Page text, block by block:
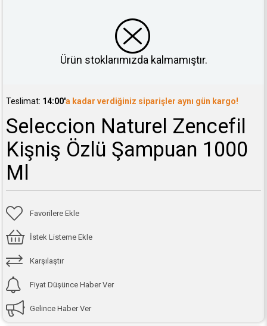
Ürün stoklarımızda kalmamıştır.
Teslimat: 14:00'a kadar verdiğiniz siparişler aynı gün kargo!
Seleccion Naturel Zencefil
Kişniş Özlü Şampuan 1000
Ml
Favorilere Ekle
İstek Listeme Ekle
Karşılaştır
Fiyat Düşünce Haber Ver
Gelince Haber Ver